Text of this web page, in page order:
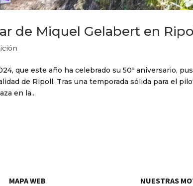
de Miquel Gelabert en
que este año ha celebrado su 50º aniversario,
de Ripoll. Tras una temporada sólida para el
en la...
MAPA WEB NUESTRAS